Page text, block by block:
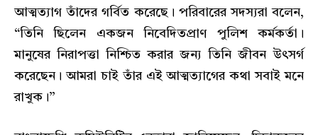
আত্মত্যাগ তাঁদের গর্বিত করেছে। পরিবারের সদস্যরা বলেন,
“তিনি ছিলেন একজন নিবেদিতপ্রাণ পুলিশ কর্মকর্তা।
মানুষের নিরাপত্তা নিশ্চিত করার জন্য তিনি জীবন উৎসর্গ
করেছেন। আমরা চাই তাঁর এই আত্মত্যাগের কথা সবাই মনে
রাখুক।”